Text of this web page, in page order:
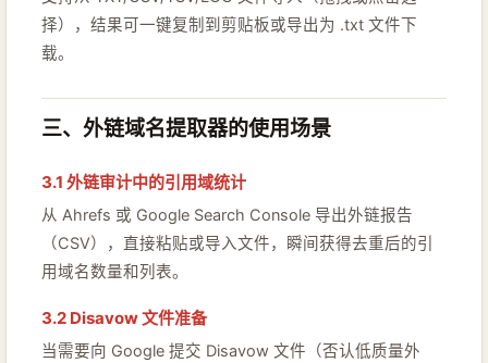
择），结果可一键复制到剪贴板或导出为 .txt 文件下
载。
三、外链域名提取器的使用场景
3.1 外链审计中的引用域统计
从 Ahrefs 或 Google Search Console 导出外链报告
（CSV），直接粘贴或导入文件，瞬间获得去重后的引
用域名数量和列表。
3.2 Disavow 文件准备
当需要向 Google 提交 Disavow 文件（否认低质量外